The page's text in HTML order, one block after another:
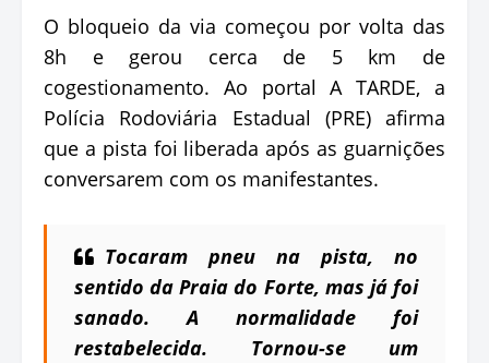
O bloqueio da via começou por volta das
8h e gerou cerca de 5 km de
cogestionamento. Ao portal A TARDE, a
Polícia Rodoviária Estadual (PRE) afirma
que a pista foi liberada após as guarnições
conversarem com os manifestantes.
Tocaram pneu na pista, no
sentido da Praia do Forte, mas já foi
sanado. A normalidade foi
restabelecida. Tornou-se um